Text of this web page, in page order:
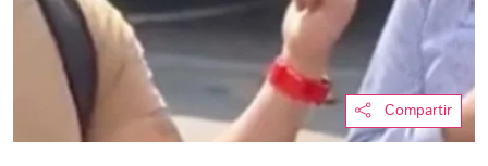
Compartir